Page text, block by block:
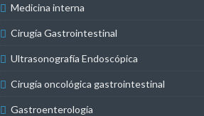
Medicina interna
Cirugía Gastrointestinal
Ultrasonografía Endoscópica
Cirugía oncológica gastrointestinal
Gastroenterología